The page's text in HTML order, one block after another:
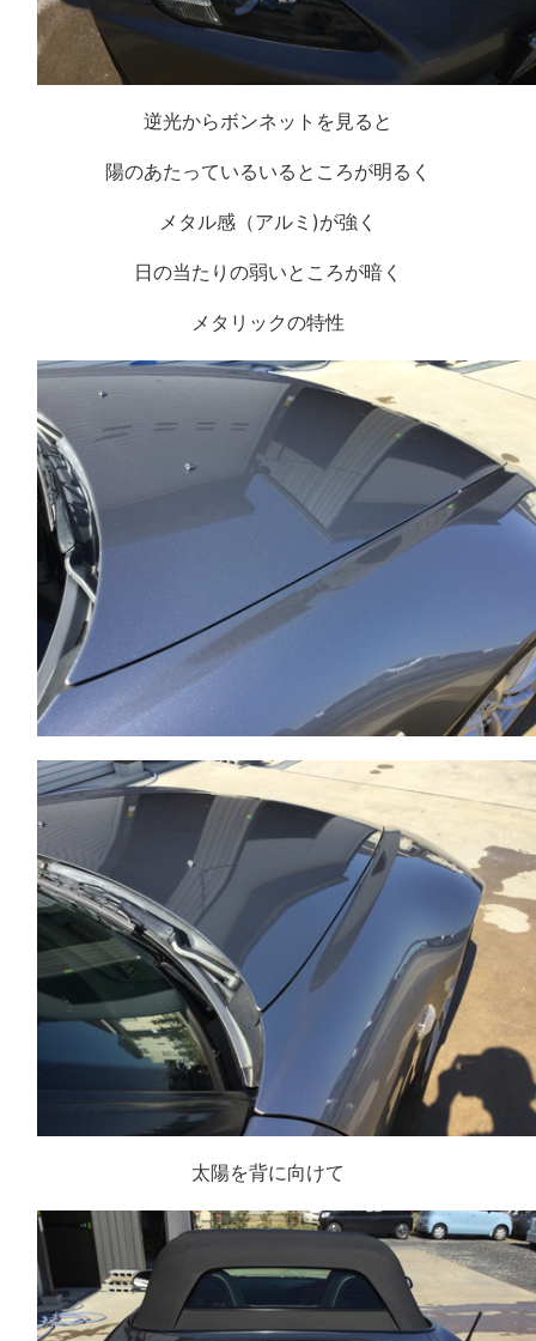
逆光からボンネットを見ると
陽のあたっているいるところが明るく
メタル感（アルミ)が強く
日の当たりの弱いところが暗く
メタリックの特性
太陽を背に向けて